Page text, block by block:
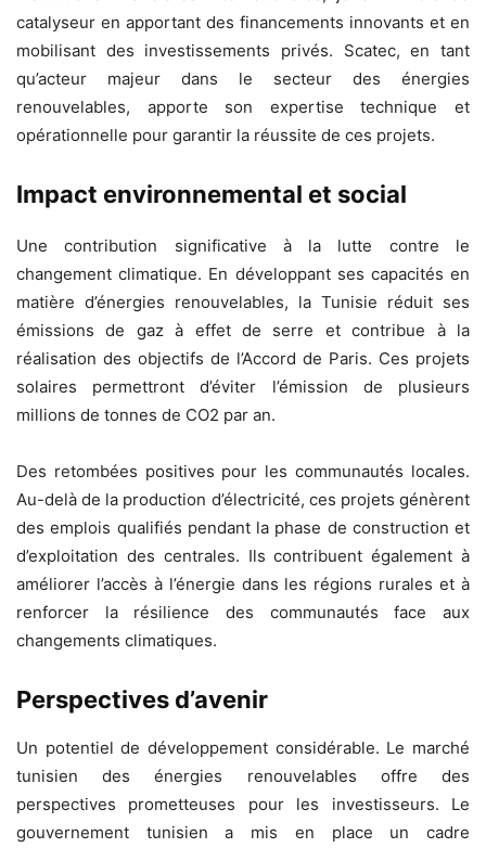
catalyseur en apportant des financements innovants et en
mobilisant des investissements privés. Scatec, en tant
qu’acteur majeur dans le secteur des énergies
renouvelables, apporte son expertise technique et
opérationnelle pour garantir la réussite de ces projets.
Impact environnemental et social
Une contribution significative à la lutte contre le
changement climatique. En développant ses capacités en
matière d’énergies renouvelables, la Tunisie réduit ses
émissions de gaz à effet de serre et contribue à la
réalisation des objectifs de l’Accord de Paris. Ces projets
solaires permettront d’éviter l’émission de plusieurs
millions de tonnes de CO2 par an.
Des retombées positives pour les communautés locales.
Au-delà de la production d’électricité, ces projets génèrent
des emplois qualifiés pendant la phase de construction et
d’exploitation des centrales. Ils contribuent également à
améliorer l’accès à l’énergie dans les régions rurales et à
renforcer la résilience des communautés face aux
changements climatiques.
Perspectives d’avenir
Un potentiel de développement considérable. Le marché
tunisien des énergies renouvelables offre des
perspectives prometteuses pour les investisseurs. Le
gouvernement tunisien a mis en place un cadre